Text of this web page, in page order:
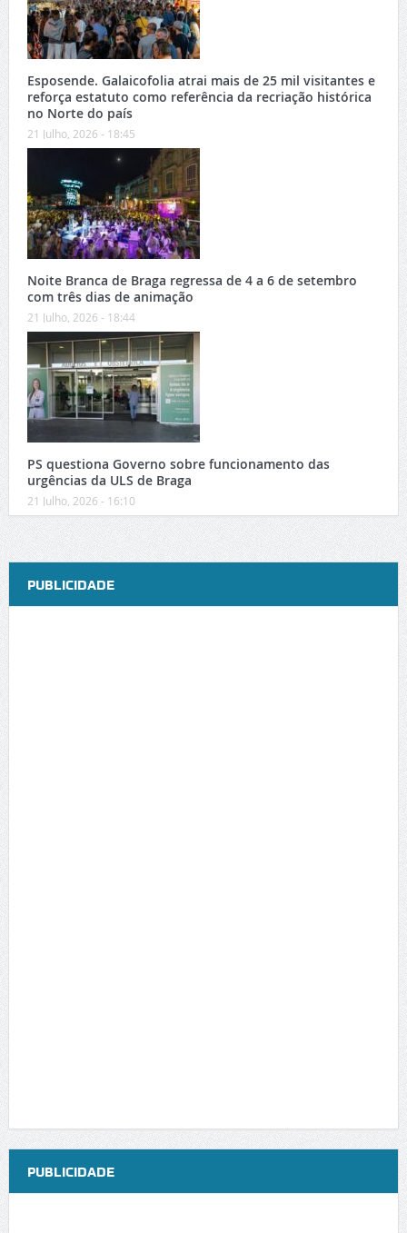
Esposende. Galaicofolia atrai mais de 25 mil visitantes e
reforça estatuto como referência da recriação histórica
no Norte do país
21 Julho, 2026 - 18:45
Noite Branca de Braga regressa de 4 a 6 de setembro
com três dias de animação
21 Julho, 2026 - 18:44
PS questiona Governo sobre funcionamento das
urgências da ULS de Braga
21 Julho, 2026 - 16:10
PUBLICIDADE
PUBLICIDADE